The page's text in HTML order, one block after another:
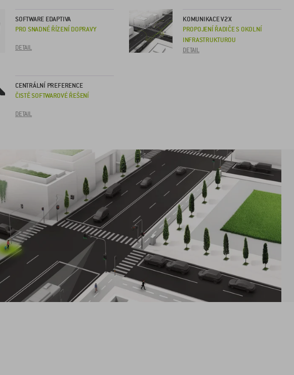
SOFTWARE EDAPTIVA
PRO SNADNÉ ŘÍZENÍ DOPRAVY
DETAIL
KOMUNIKACE V2X
PROPOJENÍ ŘADIČE S OKOLNÍ
INFRASTRUKTUROU
DETAIL
CENTRÁLNÍ PREFERENCE
ČISTĚ SOFTWAROVÉ ŘEŠENÍ
DETAIL